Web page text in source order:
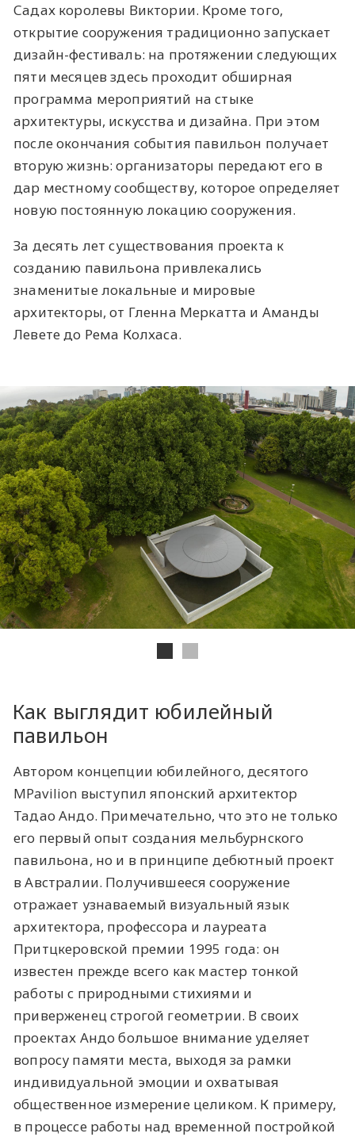
Садах королевы Виктории. Кроме того,
открытие сооружения традиционно запускает
дизайн-фестиваль: на протяжении следующих
пяти месяцев здесь проходит обширная
программа мероприятий на стыке
архитектуры, искусства и дизайна. При этом
после окончания события павильон получает
вторую жизнь: организаторы передают его в
дар местному сообществу, которое определяет
новую постоянную локацию сооружения.
За десять лет существования проекта к
созданию павильона привлекались
знаменитые локальные и мировые
архитекторы, от Гленна Меркатта и Аманды
Левете до Рема Колхаса.
Как выглядит юбилейный
павильон
Автором концепции юбилейного, десятого
MPavilion выступил японский архитектор
Тадао Андо. Примечательно, что это не только
его первый опыт создания мельбурнского
павильона, но и в принципе дебютный проект
в Австралии. Получившееся сооружение
отражает узнаваемый визуальный язык
архитектора, профессора и лауреата
Притцкеровской премии 1995 года: он
известен прежде всего как мастер тонкой
работы с природными стихиями и
приверженец строгой геометрии. В своих
проектах Андо большое внимание уделяет
вопросу памяти места, выходя за рамки
индивидуальной эмоции и охватывая
общественное измерение целиком. К примеру,
в процессе работы над временной постройкой